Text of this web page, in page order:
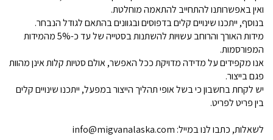
ואין באפשרותנו להתחייב להתאמה מוחלטת.
בנוסף, ייתכנו שינויים קלים בדפוסים ובגוונים בהתאם לגודל הנבחר.
מידות האורך והרוחב עשויות להשתנות בסטייה של עד כ-5% מהמידות
המפורסמות.
אנו מקפידים על מדידה מדויקת ככל האפשר, אולם סטיות קלות אינן מהוות
פגם בייצור.
יש לקחת בחשבון כי בשל אופי תהליך הייצור במפעל, ייתכנו שינויים קלים
בין פריט לפריט.
לשאלות, כתבו לנו במייל: info@migvanalaska.com